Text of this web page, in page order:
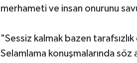
merhameti ve insan onurunu
"Sessiz kalmak bazen
Selamlama konuşmalarında